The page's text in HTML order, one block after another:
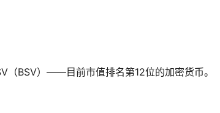
（BSV）——目前市值排名第12位的加密货币。